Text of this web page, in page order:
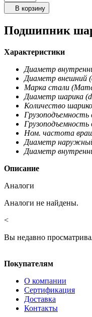
В корзину
Подшипник
Характеристики
Диаметр
Диаметр внешний
Марка стали
Диаметр шарика
Количество
Грузоподъемность
Ном. частота
Диаметр
Диаметр
Описание
Аналоги
Аналоги не найдены.
<
Вы недавно
Покупателям
О компании
Сертификация
Доставка
Контакты